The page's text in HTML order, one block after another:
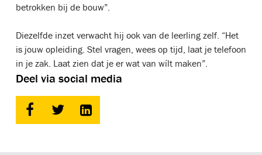
betrokken bij de bouw”.
Diezelfde inzet verwacht hij ook van de leerling zelf. “Het
is jouw opleiding. Stel vragen, wees op tijd, laat je telefoon
in je zak. Laat zien dat je er wat van wílt maken”.
Deel via social media